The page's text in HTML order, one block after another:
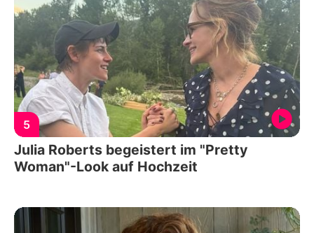
5
Julia Roberts begeistert im "Pretty
Woman"-Look auf Hochzeit